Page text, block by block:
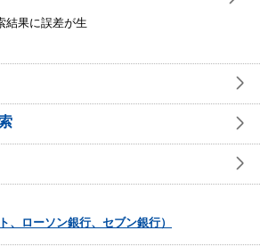
結果に誤差が生
、ローソン銀行、セブン銀行）